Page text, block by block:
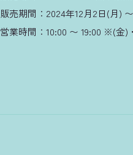
販売期間：2024年12月2日(月)
営業時間：10:00 〜 19:00 ※(金)